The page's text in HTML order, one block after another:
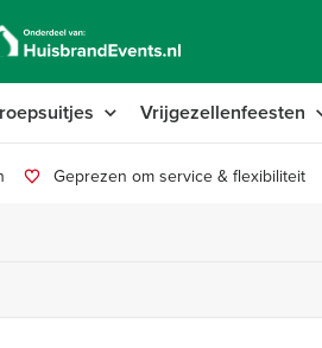
Vrijgezellenfeesten
Geprezen om service & flexibiliteit